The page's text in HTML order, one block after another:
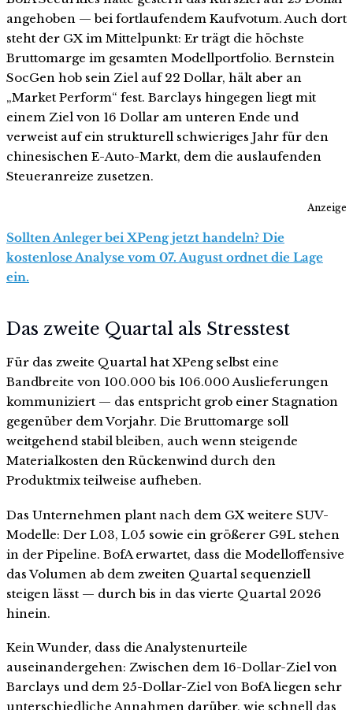
angehoben — bei fortlaufendem Kaufvotum. Auch dort
steht der GX im Mittelpunkt: Er trägt die höchste
Bruttomarge im gesamten Modellportfolio. Bernstein
SocGen hob sein Ziel auf 22 Dollar, hält aber an
„Market Perform“ fest. Barclays hingegen liegt mit
einem Ziel von 16 Dollar am unteren Ende und
verweist auf ein strukturell schwieriges Jahr für den
chinesischen E-Auto-Markt, dem die auslaufenden
Steueranreize zusetzen.
Anzeige
Sollten Anleger bei XPeng jetzt handeln? Die
kostenlose Analyse vom 07. August ordnet die Lage
ein.
Das zweite Quartal als Stresstest
Für das zweite Quartal hat XPeng selbst eine
Bandbreite von 100.000 bis 106.000 Auslieferungen
kommuniziert — das entspricht grob einer Stagnation
gegenüber dem Vorjahr. Die Bruttomarge soll
weitgehend stabil bleiben, auch wenn steigende
Materialkosten den Rückenwind durch den
Produktmix teilweise aufheben.
Das Unternehmen plant nach dem GX weitere SUV-
Modelle: Der L03, L05 sowie ein größerer G9L stehen
in der Pipeline. BofA erwartet, dass die Modelloffensive
das Volumen ab dem zweiten Quartal sequenziell
steigen lässt — durch bis in das vierte Quartal 2026
hinein.
Kein Wunder, dass die Analystenurteile
auseinandergehen: Zwischen dem 16-Dollar-Ziel von
Barclays und dem 25-Dollar-Ziel von BofA liegen sehr
unterschiedliche Annahmen darüber, wie schnell das